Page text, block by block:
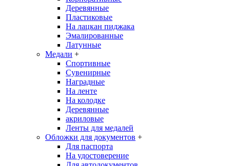
Деревянные
Пластиковые
На лацкан пиджака
Эмалированные
Латунные
Медали +
Спортивные
Сувенирные
Наградные
На ленте
На колодке
Деревянные
акриловые
Ленты для медалей
Обложки для документов +
Для паспорта
На удостоверение